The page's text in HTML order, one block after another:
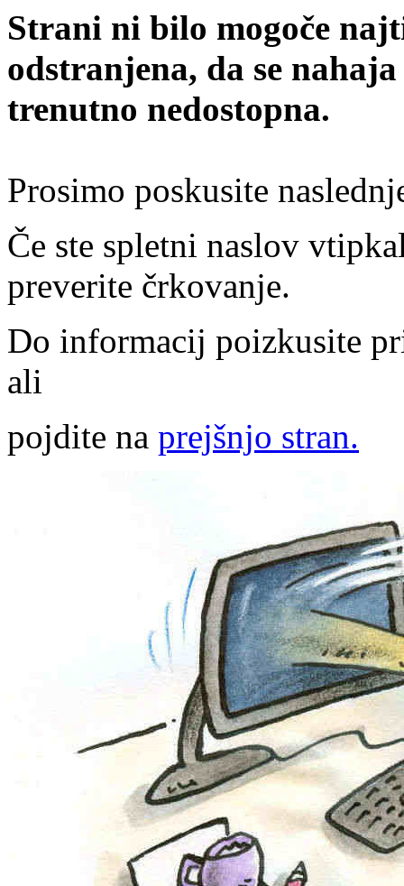
Strani ni bilo mogoče
odstranjena, da se
trenutno nedostopna.
Prosimo poskusite
Če ste spletni naslov
preverite črkovanje.
Do informacij poizkusite
ali
pojdite na prejšnjo stran.